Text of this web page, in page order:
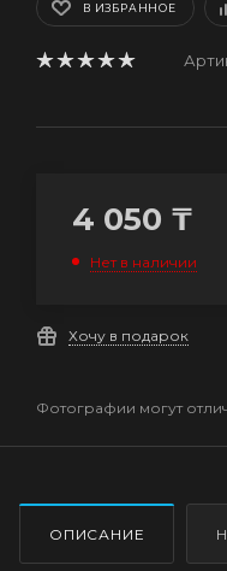
В ИЗБРАННОЕ
4 050 ₸
Нет в наличии
Хочу в подарок
Фотографии могут
ОПИСАНИЕ